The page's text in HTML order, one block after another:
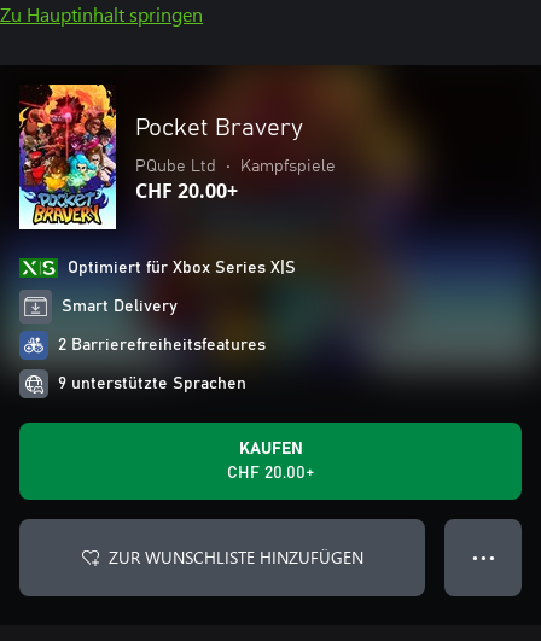
Zu Hauptinhalt springen
Pocket Bravery
PQube Ltd • Kampfspiele
CHF 20.00+
Optimiert für Xbox Series X|S
Smart Delivery
2 Barrierefreiheitsfeatures
9 unterstützte Sprachen
KAUFEN
CHF 20.00+
ZUR WUNSCHLISTE HINZUFÜGEN ● ● ●